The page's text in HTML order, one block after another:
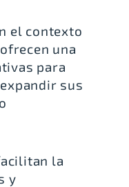
el contexto
una
para
sus
la
y